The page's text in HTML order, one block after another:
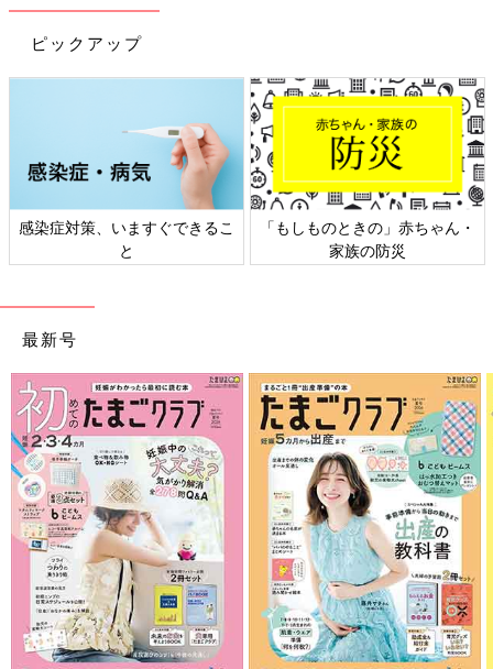
ピックアップ
感染症対策、いますぐできるこ
と
「もしものときの」赤ちゃん・
家族の防災
最新号